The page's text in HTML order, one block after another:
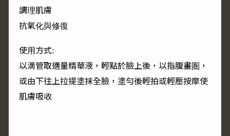
調理肌膚
抗氧化與修復
使用方式:
以滴管取適量精華液，輕點於臉上後，以指腹畫圏，
或由下往上拉提塗抹全臉，塗勻後輕拍或輕壓按摩使
肌膚吸收